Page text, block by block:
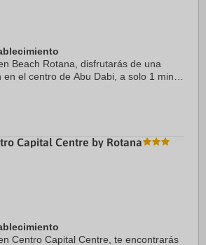
Beach Rotana, disfrutarás de una
en el centro de Abu Dabi, a solo 1 min
hotel de 5 ...
Capital Centre by Rotana
Centro Capital Centre, te encontrarás